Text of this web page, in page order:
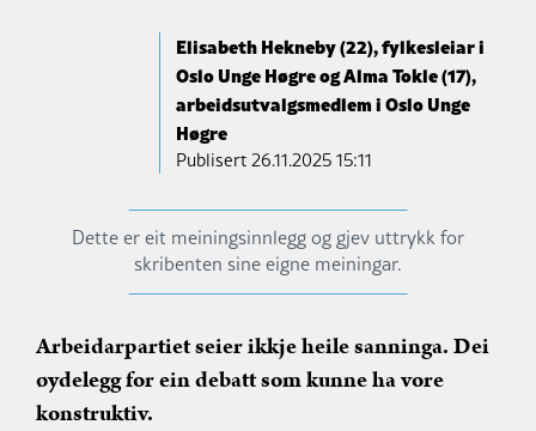
Elisabeth Hekneby (22), fylkesleiar i
Oslo Unge Høgre og Alma Tokle (17),
arbeidsutvalgsmedlem i Oslo Unge
Høgre
Publisert26.11.2025 15:11
Dette er eit meiningsinnlegg og gjev uttrykk for
skribenten sine eigne meiningar.
Arbeidarpartiet seier ikkje heile sanninga. Dei
øydelegg for ein debatt som kunne ha vore
konstruktiv.